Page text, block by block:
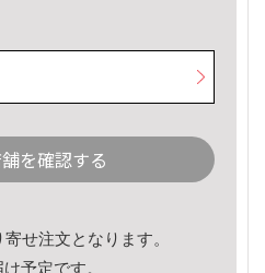
を確認する
せ注文となります。
予定です。